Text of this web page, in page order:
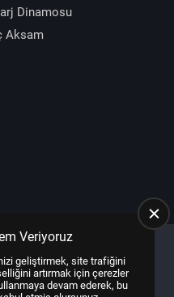
Dinamosu
Aksam
ReservedUS YAZILIM
Veriyoruz
geliştirmek, site trafiğini
artırmak için çerezler
devam ederek, bu